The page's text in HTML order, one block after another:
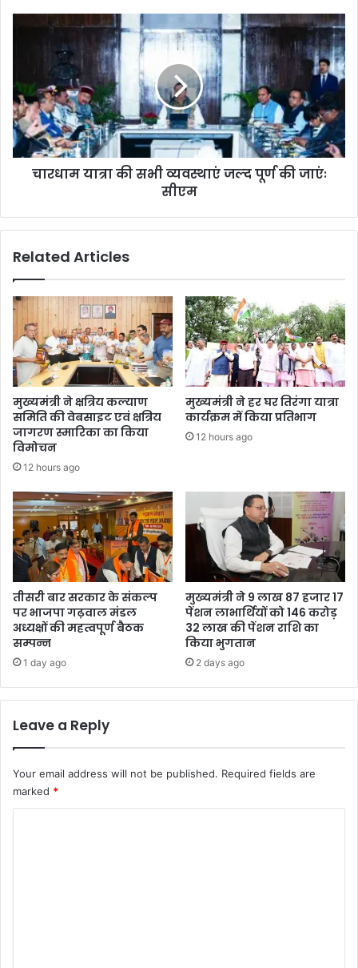
चारधाम यात्रा की सभी व्यवस्थाएं जल्द पूर्ण की जाएंः
सीएम
Related Articles
मुख्यमंत्री ने क्षत्रिय कल्याण
समिति की वेबसाइट एवं क्षत्रिय
जागरण स्मारिका का किया
विमोचन
12 hours ago
मुख्यमंत्री ने हर घर तिरंगा यात्रा
कार्यक्रम में किया प्रतिभाग
12 hours ago
तीसरी बार सरकार के संकल्प
पर भाजपा गढ़वाल मंडल
अध्यक्षों की महत्वपूर्ण बैठक
सम्पन्न
1 day ago
मुख्यमंत्री ने 9 लाख 87 हजार 17
पेंशन लाभार्थियों को 146 करोड़
32 लाख की पेंशन राशि का
किया भुगतान
2 days ago
Leave a Reply
Your email address will not be published. Required fields are
marked *